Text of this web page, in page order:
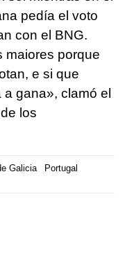
pedía el voto
con el BNG.
maiores porque
e si que
gana», clamó el
los
Galicia
Portugal